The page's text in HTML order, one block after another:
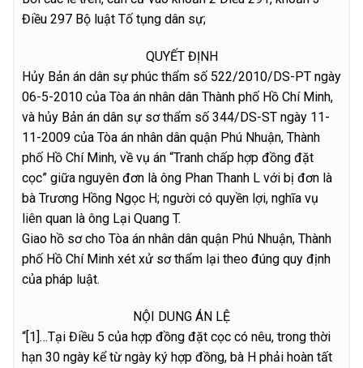
Điều 297 Bộ luật Tố tụng dân sự;
QUYẾT ĐỊNH
Hủy Bản án dân sự phúc thẩm số 522/2010/DS-PT ngày
06-5-2010 của Tòa án nhân dân Thành phố Hồ Chí Minh,
và hủy Bản án dân sự sơ thẩm số 344/DS-ST ngày 11-
11-2009 của Tòa án nhân dân quận Phú Nhuận, Thành
phố Hồ Chí Minh, về vụ án “Tranh chấp hợp đồng đặt
cọc” giữa nguyên đơn là ông Phan Thanh L với bị đơn là
bà Trương Hồng Ngọc H; người có quyền lợi, nghĩa vụ
liên quan là ông Lại Quang T.
Giao hồ sơ cho Tòa án nhân dân quận Phú Nhuận, Thành
phố Hồ Chí Minh xét xử sơ thẩm lại theo đúng quy định
của pháp luật.
NỘI DUNG ÁN LỆ
“[1]…Tại Điều 5 của hợp đồng đặt cọc có nêu, trong thời
hạn 30 ngày kể từ ngày ký hợp đồng, bà H phải hoàn tất